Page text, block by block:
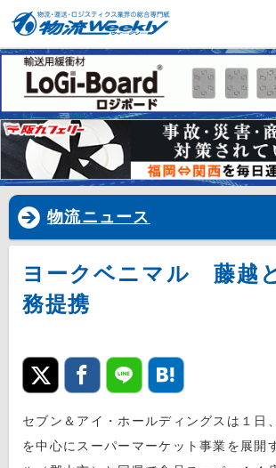
物流ニュース
ヨークベニマル 藤越
務提携
セブン＆アイ・ホールディングスは１日
を中心にスーパーマーケット事業を展開